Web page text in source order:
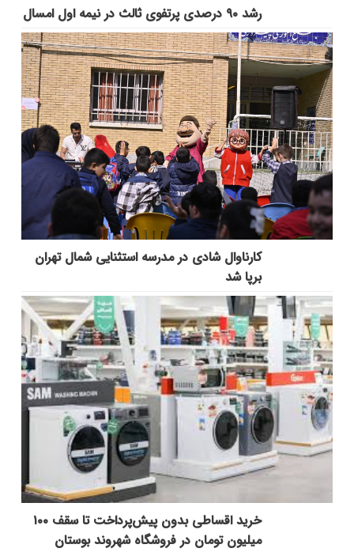
رشد ۹۰ درصدی پرتفوی ثالث در نیمه اول امسال
کارناوال شادی در مدرسه استثنایی شمال تهران
برپا شد
خرید اقساطی بدون پیش‌پرداخت تا سقف ۱۰۰
میلیون تومان در فروشگاه شهروند بوستان